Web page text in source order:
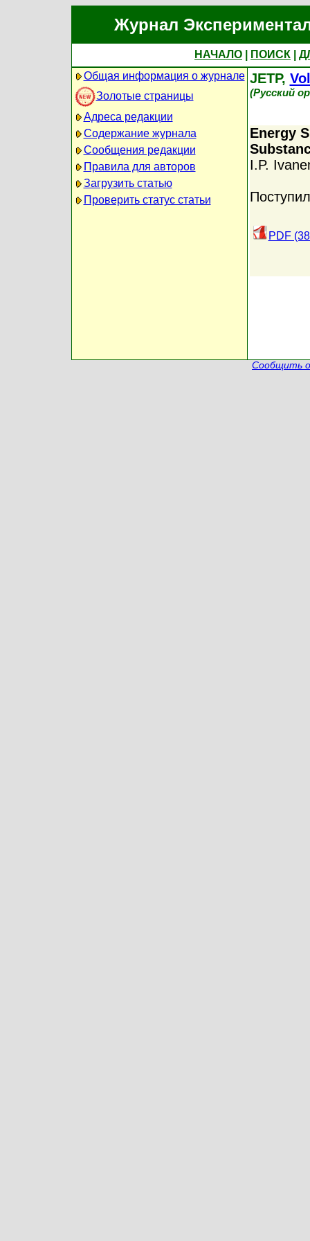
Журнал
НАЧАЛО ПОИСК
Общая информация о журнале
Золотые страницы
Адреса редакции
Содержание журнала
Сообщения редакции
Правила для авторов
Загрузить статью
Проверить статус статьи
JETP,
(Русский
Energy
I.P.
PDF
Сообщить о